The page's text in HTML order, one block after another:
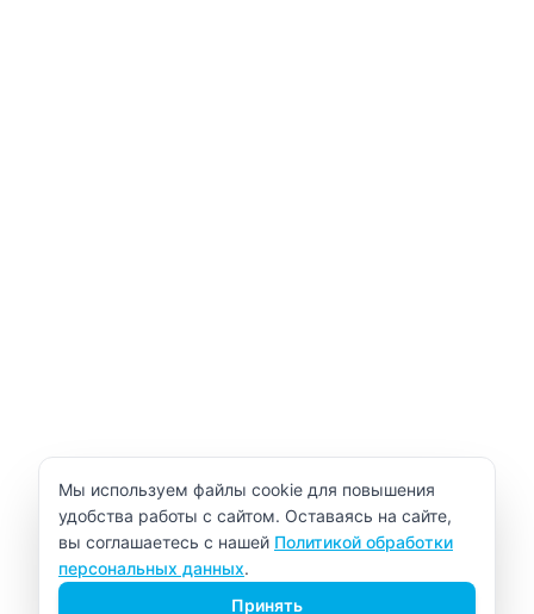
Уведомление об использовании cookie
Мы используем файлы cookie для повышения
удобства работы с сайтом. Оставаясь на сайте,
вы соглашаетесь с нашей Политикой обработки
персональных данных.
Принять